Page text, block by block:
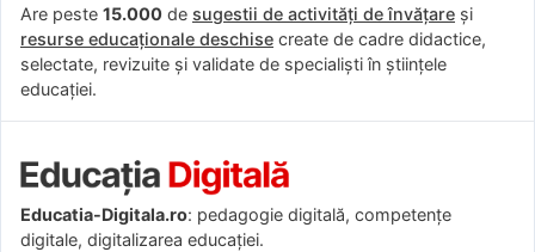
Are peste 15.000 de sugestii de activități de învățare și
resurse educaționale deschise create de cadre didactice,
selectate, revizuite și validate de specialiști în științele
educației.
Educatia-Digitala.ro: pedagogie digitală, competențe
digitale, digitalizarea educației.